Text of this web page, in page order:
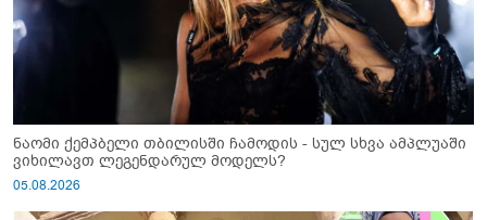
ნაომი ქემპბელი თბილისში ჩამოდის - სულ სხვა ამპლუაში
ვიხილავთ ლეგენდარულ მოდელს?
05.08.2026